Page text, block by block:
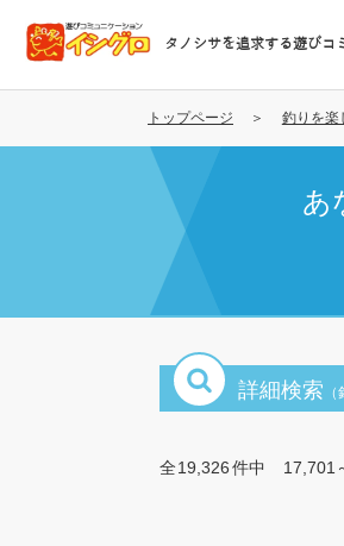
コ
テ
タノシサを追求する遊びコ
トップページ 釣りを楽
あ
詳細検索
全19,326件中 17,701